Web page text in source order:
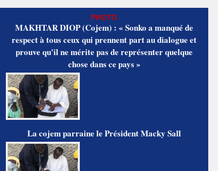
PHOTO
MAKHTAR DIOP (Cojem) : « Sonko a manqué de
respect à tous ceux qui prennent part au dialogue et
prouve qu'il ne mérite pas de représenter quelque
chose dans ce pays »
La cojem parraine le Président Macky Sall